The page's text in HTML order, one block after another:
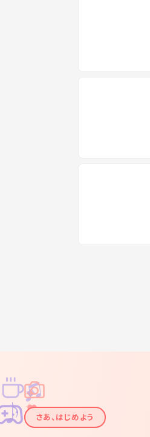
✦
✦
✧
✧
♪
♫
さあ、はじめよう